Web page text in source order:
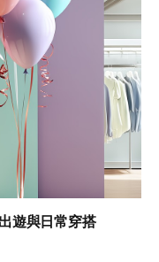
遊與日常穿搭